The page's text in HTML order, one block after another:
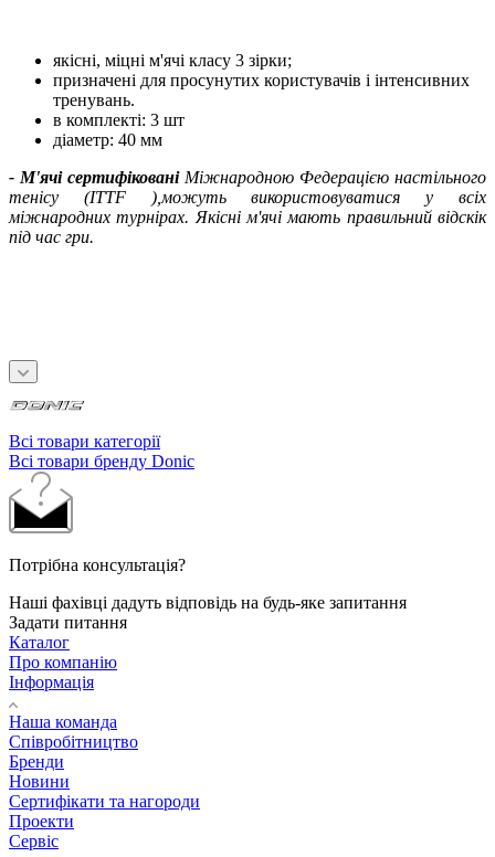
якісні, міцні м'ячі класу 3 зірки;
призначені для просунутих користувачів і інтенсивних
тренувань.
в комплекті: 3 шт
діаметр: 40 мм
- М'ячі сертифіковані Міжнародною Федерацією настільного
тенісу (ITTF ),можуть використовуватися у всіх
міжнародних турнірах. Якісні м'ячі мають правильний відскік
під час гри.
Всі товари категорії
Всі товари бренду Donic
Потрібна консультація?
Наші фахівці дадуть відповідь на будь-яке запитання
Задати питання
Каталог
Про компанію
Інформація
Наша команда
Співробітництво
Бренди
Новини
Сертифікати та нагороди
Проекти
Сервіс